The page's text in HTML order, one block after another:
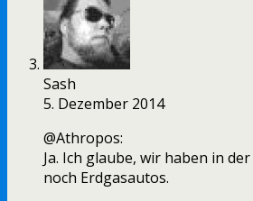
Sash
5. Dezember 2014
@Athropos:
Ja. Ich glaube, wir haben in
noch Erdgasautos.